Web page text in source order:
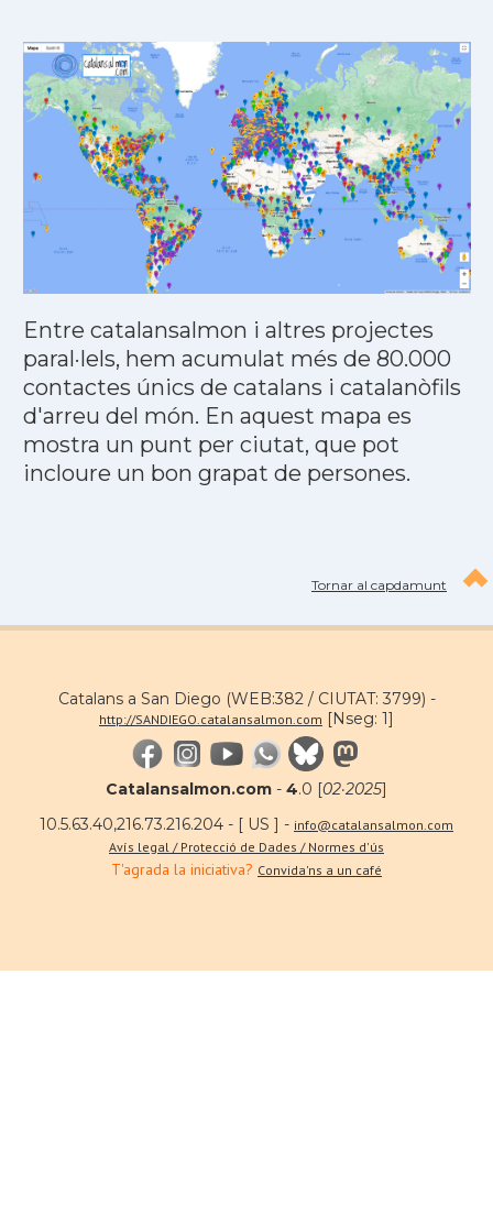
Entre catalansalmon i altres projectes
paral·lels, hem acumulat més de 80.000
contactes únics de catalans i catalanòfils
d'arreu del món. En aquest mapa es
mostra un punt per ciutat, que pot
incloure un bon grapat de persones.
Tornar al capdamunt
Catalans a San Diego (WEB:382 / CIUTAT: 3799) -
http://SANDIEGO.catalansalmon.com [Nseg: 1]
Catalansalmon.com - 4.0 [02·2025]
10.5.63.40,216.73.216.204 - [ US ] - info@catalansalmon.com
Avís legal / Protecció de Dades / Normes d'ús
T'agrada la iniciativa? Convida'ns a un café